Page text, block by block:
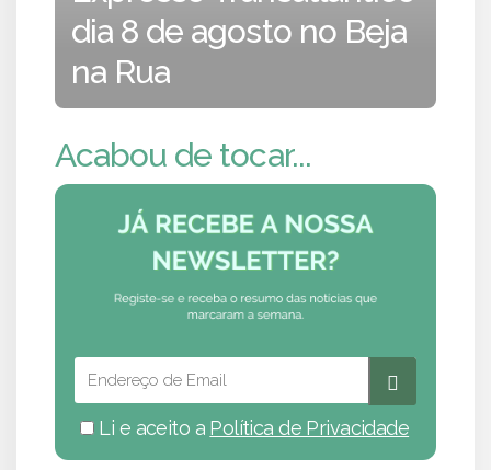
dia 8 de agosto no Beja
na Rua
Acabou de tocar...
Li e aceito a Política de Privacidade